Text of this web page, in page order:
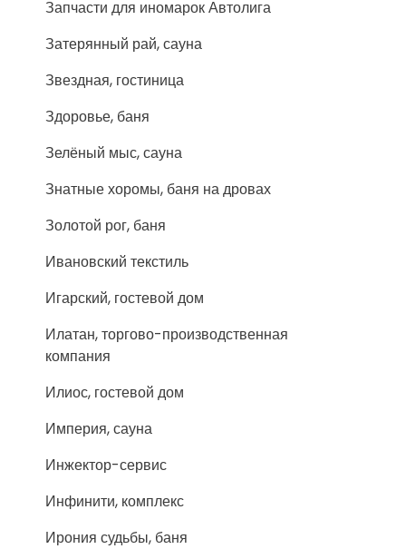
Запчасти для иномарок Автолига
Затерянный рай, сауна
Звездная, гостиница
Здоровье, баня
Зелёный мыс, сауна
Знатные хоромы, баня на дровах
Золотой рог, баня
Ивановский текстиль
Игарский, гостевой дом
Илатан, торгово-производственная
компания
Илиос, гостевой дом
Империя, сауна
Инжектор-сервис
Инфинити, комплекс
Ирония судьбы, баня